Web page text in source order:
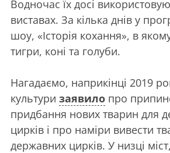
Водночас їх досі
виставах. За кілька днів у
шоу, «Історія кохання», в
тигри, коні та голуби.
Нагадаємо, наприкінці 2019
культури заявило про
придбання нових тварин для
цирків і про наміри вивести
державних цирків. У низці